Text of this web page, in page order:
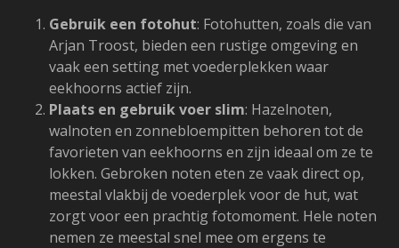
Gebruik een fotohut: Fotohutten, zoals die van
Arjan Troost, bieden een rustige omgeving en
vaak een setting met voederplekken waar
eekhoorns actief zijn.
Plaats en gebruik voer slim: Hazelnoten,
walnoten en zonnebloempitten behoren tot de
favorieten van eekhoorns en zijn ideaal om ze te
lokken. Gebroken noten eten ze vaak direct op,
meestal vlakbij de voederplek voor de hut, wat
zorgt voor een prachtig fotomoment. Hele noten
nemen ze meestal snel mee om ergens te